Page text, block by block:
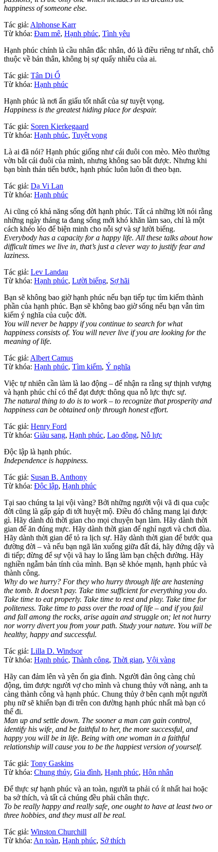
happiness of someone else.
Tác giả: Alphonse Karr
Từ khóa: Đam mê, Hạnh phúc, Tình yêu
Hạnh phúc chính là cầu nhân đắc nhân, đó là điều riêng tư nhất, chỗ
thuộc về bản thân, không bị sự quấy nhiễu của ai.
Tác giả: Tân Di Ổ
Từ khóa: Hạnh phúc
Hạnh phúc là nơi ẩn giấu tốt nhất của sự tuyệt vọng.
Happiness is the greatest hiding place for despair.
Tác giả: Soren Kierkegaard
Từ khóa: Hạnh phúc, Tuyệt vọng
Là ai đã nói? Hạnh phúc giống như cái đuôi con mèo. Mèo thường
vờn bắt cái đuôi của mình, nhưng không sao bắt được. Nhưng khi
bạn bình thản tiến bước, hạnh phúc luôn luôn đi theo bạn.
Tác giả: Dạ Vi Lan
Từ khóa: Hạnh phúc
Ai cũng có khả năng sống đời hạnh phúc. Tất cả những lời nói rằng
những ngày tháng ta đang sống mới khó khăn làm sao, chỉ là một
cách khéo léo để biện minh cho nỗi sợ và sự lười biếng.
Everybody has a capacity for a happy life. All these talks about how
difficult times we live in, that’s just a clever way to justify fear and
laziness.
Tác giả: Lev Landau
Từ khóa: Hạnh phúc, Lười biếng, Sợ hãi
Bạn sẽ không bao giờ hạnh phúc nếu bạn tiếp tục tìm kiếm thành
phần của hạnh phúc. Bạn sẽ không bao giờ sống nếu bạn vẫn tìm
kiếm ý nghĩa của cuộc đời.
You will never be happy if you continue to search for what
happiness consists of. You will never live if you are looking for the
meaning of life.
Tác giả: Albert Camus
Từ khóa: Hạnh phúc, Tìm kiếm, Ý nghĩa
Việc tự nhiên cần làm là lao động – để nhận ra rằng sự thịnh vượng
và hạnh phúc chỉ có thể đạt được thông qua nỗ lực thực sự.
The natural thing to do is to work – to recognize that prosperity and
happiness can be obtained only through honest effort.
Tác giả: Henry Ford
Từ khóa: Giàu sang, Hạnh phúc, Lao động, Nỗ lực
Độc lập là hạnh phúc.
Independence is happiness.
Tác giả: Susan B. Anthony
Từ khóa: Độc lập, Hạnh phúc
Tại sao chúng ta lại vội vàng? Bởi những người vội vã đi qua cuộc
đời cũng là gấp gáp đi tới huyệt mộ. Điều đó chẳng mang lại được
gì. Hãy dành đủ thời gian cho mọi chuyện bạn làm. Hãy dành thời
gian để ăn đúng mực. Hãy dành thời gian để nghỉ ngơi và chơi đùa.
Hãy dành thời gian để tỏ ra lịch sự. Hãy dành thời gian để bước qua
đường đời – và nếu bạn ngã lăn xuống giữa đất đá, hãy đứng dậy và
đi tiếp; đừng để sự vội vã hay lo lắng làm bạn chệch đường. Hãy
nghiền ngẫm bản tính của mình. Bạn sẽ khỏe mạnh, hạnh phúc và
thành công.
Why do we hurry? For they who hurry through life are hastening
the tomb. It doesn’t pay. Take time sufficient for everything you do.
Take time to eat properly. Take time to rest and play. Take time for
politeness. Take time to pass over the road of life – and if you fail
and fall among the rocks, arise again and struggle on; let not hurry
nor worry divert you from your path. Study your nature. You will be
healthy, happy and successful.
Tác giả: Lilla D. Windsor
Từ khóa: Hạnh phúc, Thành công, Thời gian, Vội vàng
Hãy can đảm lên và yên ổn gia đình. Người đàn ông càng chủ
động, tìm được người vợ cho mình và chung thủy với nàng, anh ta
càng thành công và hạnh phúc. Chung thủy ở bên cạnh một người
phụ nữ sẽ khiến bạn đi trên con đường hạnh phúc nhất mà bạn có
thể đi.
Man up and settle down. The sooner a man can gain control,
identify his wife, and be faithful to her, the more successful, and
happy you will be in life. Being with one woman in a faithful
relationship will cause you to be the happiest version of yourself.
Tác giả: Tony Gaskins
Từ khóa: Chung thủy, Gia đình, Hạnh phúc, Hôn nhân
Để thực sự hạnh phúc và an toàn, người ta phải có ít nhất hai hoặc
ba sở thích, và tất cả chúng đều phải chân thực.
To be really happy and really safe, one ought to have at least two or
three hobbies, and they must all be real.
Tác giả: Winston Churchill
Từ khóa: An toàn, Hạnh phúc, Sở thích